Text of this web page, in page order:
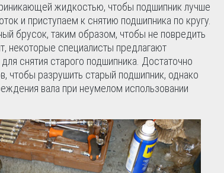
жидкостью, чтобы подшипник лучше
и приступаем к снятию подшипника по кругу.
брусок, таким образом, чтобы не повредить
некоторые специалисты предлагают
снятия старого подшипника. Достаточно
чтобы разрушить старый подшипник, однако
вала при неумелом использовании